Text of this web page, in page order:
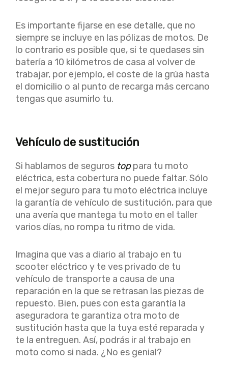
Es importante fijarse en ese detalle, que no
siempre se incluye en las pólizas de motos. De
lo contrario es posible que, si te quedases sin
batería a 10 kilómetros de casa al volver de
trabajar, por ejemplo, el coste de la grúa hasta
el domicilio o al punto de recarga más cercano
tengas que asumirlo tu.
Vehículo de sustitución
Si hablamos de seguros toppara tu moto
eléctrica, esta cobertura no puede faltar. Sólo
el mejor seguro para tu moto eléctrica incluye
la garantía de vehículo de sustitución, para que
una avería que mantega tu moto en el taller
varios días, no rompa tu ritmo de vida.
Imagina que vas a diario al trabajo en tu
scooter eléctrico y te ves privado de tu
vehículo de transporte a causa de una
reparación en la que se retrasan las piezas de
repuesto. Bien, pues con esta garantía la
aseguradora te garantiza otra moto de
sustitución hasta que la tuya esté reparada y
te la entreguen. Así, podrás ir al trabajo en
moto como si nada. ¿No es genial?